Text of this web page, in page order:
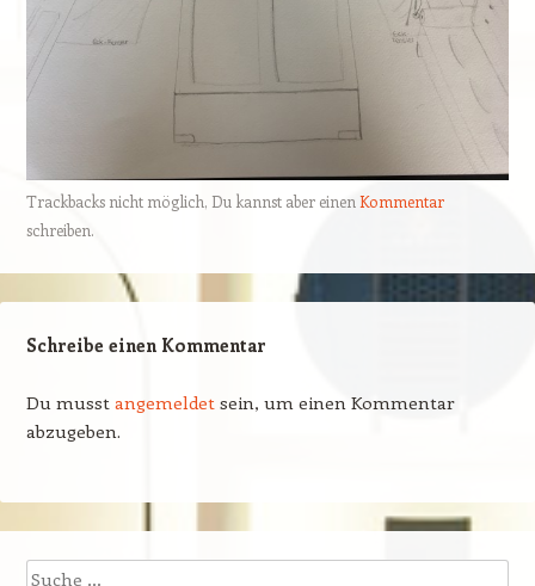
Trackbacks nicht möglich, Du kannst aber einen Kommentar
schreiben.
Schreibe einen Kommentar
Du musst angemeldet sein, um einen Kommentar
abzugeben.
Suchen